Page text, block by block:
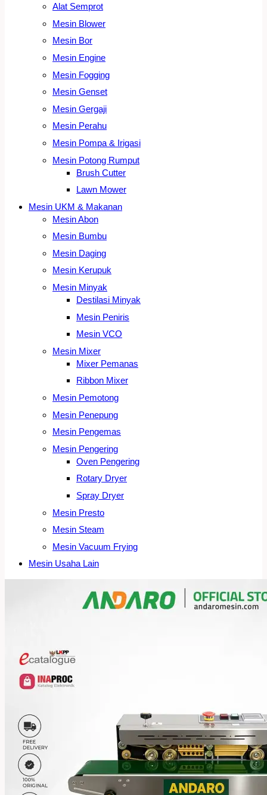
Alat Semprot
Mesin Blower
Mesin Bor
Mesin Engine
Mesin Fogging
Mesin Genset
Mesin Gergaji
Mesin Perahu
Mesin Pompa & Irigasi
Mesin Potong Rumput
Brush Cutter
Lawn Mower
Mesin UKM & Makanan
Mesin Abon
Mesin Bumbu
Mesin Daging
Mesin Kerupuk
Mesin Minyak
Destilasi Minyak
Mesin Peniris
Mesin VCO
Mesin Mixer
Mixer Pemanas
Ribbon Mixer
Mesin Pemotong
Mesin Penepung
Mesin Pengemas
Mesin Pengering
Oven Pengering
Rotary Dryer
Spray Dryer
Mesin Presto
Mesin Steam
Mesin Vacuum Frying
Mesin Usaha Lain